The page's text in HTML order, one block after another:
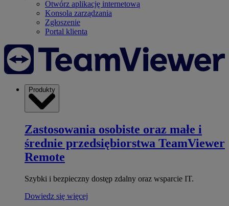
Otwórz aplikację internetową
Konsola zarządzania
Zgłoszenie
Portal klienta
Produkty
Zastosowania osobiste oraz małe i
średnie przedsiębiorstwa TeamViewer
Remote
Szybki i bezpieczny dostęp zdalny oraz wsparcie IT.
Dowiedz się więcej